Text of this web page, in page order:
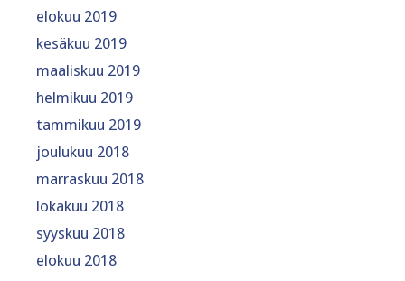
elokuu 2019
kesäkuu 2019
maaliskuu 2019
helmikuu 2019
tammikuu 2019
joulukuu 2018
marraskuu 2018
lokakuu 2018
syyskuu 2018
elokuu 2018